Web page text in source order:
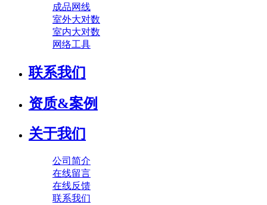
成品网线
室外大对数
室内大对数
网络工具
联系我们
资质&案例
关于我们
公司简介
在线留言
在线反馈
联系我们